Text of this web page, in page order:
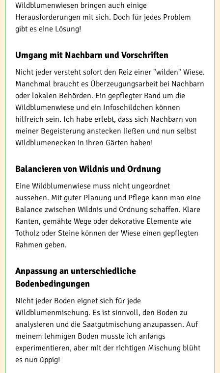
Wildblumenwiesen bringen auch einige
Herausforderungen mit sich. Doch für jedes Problem
gibt es eine Lösung!
Umgang mit Nachbarn und Vorschriften
Nicht jeder versteht sofort den Reiz einer "wilden" Wiese.
Manchmal braucht es Überzeugungsarbeit bei Nachbarn
oder lokalen Behörden. Ein gepflegter Rand um die
Wildblumenwiese und ein Infoschildchen können
hilfreich sein. Ich habe erlebt, dass sich Nachbarn von
meiner Begeisterung anstecken ließen und nun selbst
Wildblumenecken in ihren Gärten haben!
Balancieren von Wildnis und Ordnung
Eine Wildblumenwiese muss nicht ungeordnet
aussehen. Mit guter Planung und Pflege kann man eine
Balance zwischen Wildnis und Ordnung schaffen. Klare
Kanten, gemähte Wege oder dekorative Elemente wie
Totholz oder Steine können der Wiese einen gepflegten
Rahmen geben.
Anpassung an unterschiedliche
Bodenbedingungen
Nicht jeder Boden eignet sich für jede
Wildblumenmischung. Es ist sinnvoll, den Boden zu
analysieren und die Saatgutmischung anzupassen. Auf
meinem lehmigen Boden musste ich anfangs
experimentieren, aber mit der richtigen Mischung blüht
es nun üppig!